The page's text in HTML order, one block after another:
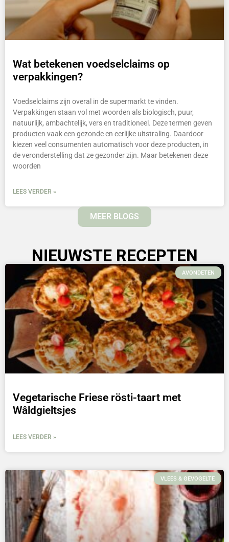
Wat betekenen voedselclaims op
verpakkingen?
Voedselclaims zijn overal in de supermarkt te vinden.
Verpakkingen staan vol met woorden als biologisch, puur,
natuurlijk, ambachtelijk, vers en traditioneel. Deze termen geven
producten vaak een gezonde en eerlijke uitstraling. Daardoor
kiezen veel consumenten automatisch voor deze producten, in
de veronderstelling dat ze gezonder zijn. Maar betekenen deze
woorden
LEES VERDER »
MEER BLOGS
NIEUWSTE RECEPTEN
AVONDETEN
Vegetarische Friese rösti-taart met
Wâldgieltsjes
LEES VERDER »
VLEES & GEVOGELTE